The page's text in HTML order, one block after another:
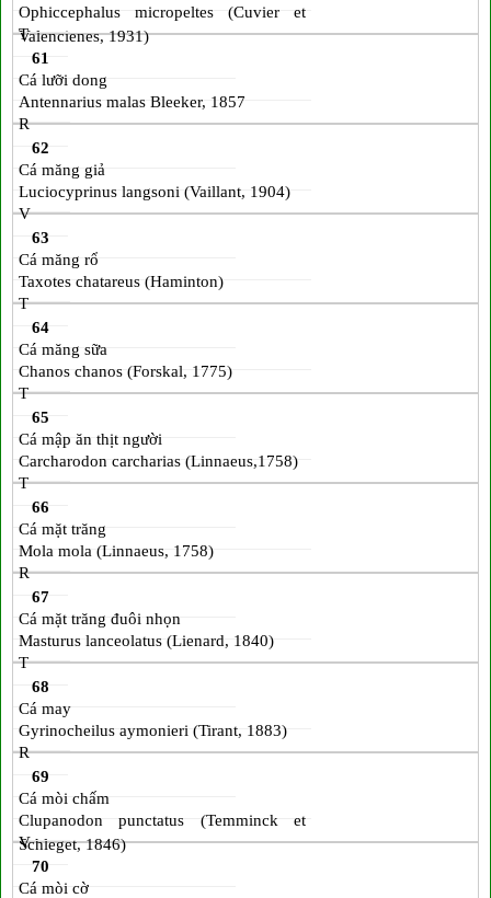
Ophiccephalus micropeltes (Cuvier et
Valencienes, 1931)
T
61
Cá lưỡi dong
Antennarius malas Bleeker, 1857
R
62
Cá măng giả
Luciocyprinus langsoni (Vaillant, 1904)
V
63
Cá măng rổ
Taxotes chatareus (Haminton)
T
64
Cá măng sữa
Chanos chanos (Forskal, 1775)
T
65
Cá mập ăn thịt người
Carcharodon carcharias (Linnaeus,1758)
T
66
Cá mặt trăng
Mola mola (Linnaeus, 1758)
R
67
Cá mặt trăng đuôi nhọn
Masturus lanceolatus (Lienard, 1840)
T
68
Cá may
Gyrinocheilus aymonieri (Tirant, 1883)
R
69
Cá mòi chấm
Clupanodon punctatus (Temminck et
Schleget, 1846)
V
70
Cá mòi cờ